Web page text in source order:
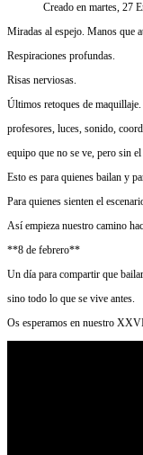
Creado en martes, 27
Miradas al espejo. Manos que
Respiraciones profundas.
Risas nerviosas.
Últimos retoques de maquillaje.
profesores, luces, sonido,
equipo que no se ve, pero sin
Esto es para quienes bailan y
Para quienes sienten el
Así empieza nuestro camino
**8 de febrero**
Un día para compartir que
sino todo lo que se vive antes.
Os esperamos en nuestro